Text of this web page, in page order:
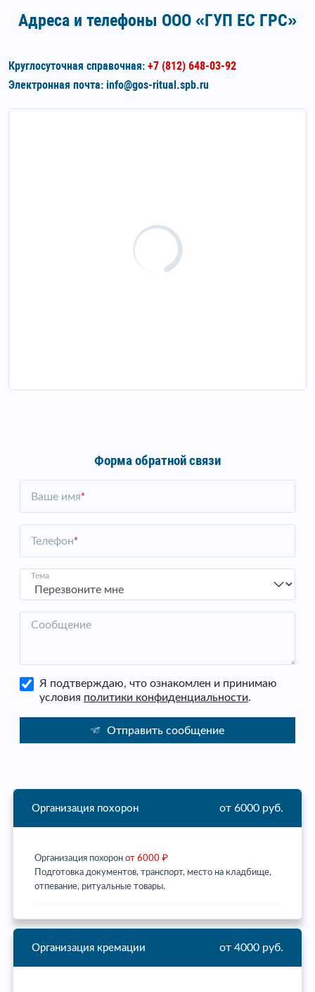
Адреса и телефоны ООО «ГУП ЕС ГРС»
Круглосуточная справочная: +7 (812) 648-03-92
Электронная почта: info@gos-ritual.spb.ru
Форма обратной связи
Ваше имя*
Телефон*
Тема
Сообщение
Я подтверждаю, что ознакомлен и принимаю
условия политики конфиденциальности.
Отправить сообщение
Организация похорон от 6000 руб.
Организация похорон от 6000 ₽
Подготовка документов, транспорт, место на кладбище,
отпевание, ритуальные товары.
Организация кремации от 4000 руб.